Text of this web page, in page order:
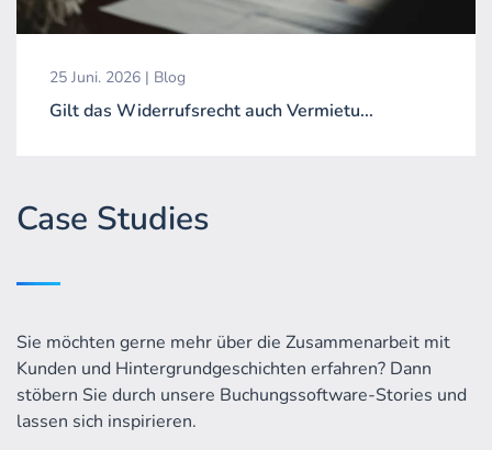
25 Juni. 2026 | Blog
Gilt das Widerrufsrecht auch Vermietu...
Case Studies
Sie möchten gerne mehr über die Zusammenarbeit mit
Kunden und Hintergrundgeschichten erfahren? Dann
stöbern Sie durch unsere Buchungssoftware-Stories und
lassen sich inspirieren.